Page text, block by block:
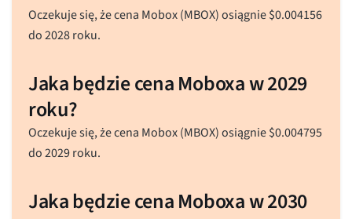
Oczekuje się, że cena Mobox (MBOX) osiągnie$0.004156
do 2028 roku.
Jaka będzie cena Moboxa w 2029
roku?
Oczekuje się, że cena Mobox (MBOX) osiągnie$0.004795
do 2029 roku.
Jaka będzie cena Moboxa w 2030